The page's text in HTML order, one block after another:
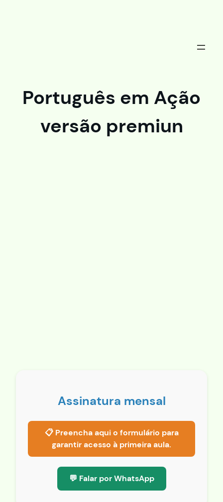
Português em Ação
versão premiun
Assinatura mensal
📋 Preencha aqui o formulário para
garantir acesso à primeira aula.
💬 Falar por WhatsApp